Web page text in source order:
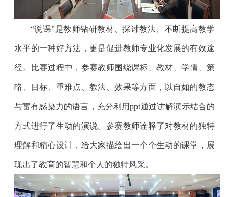
“说课”是教师钻研教材、探讨教法、不断提高教学
水平的一种好方法，更是促进教师专业化发展的有效途
径。比赛过程中，参赛教师围绕课标、教材、学情、策
略、目标、重难点、教法、效果等方面，以自如的教态
与富有感染力的语言，充分利用ppt通过讲解演示结合的
方式进行了生动的演说。参赛教师诠释了对教材的独特
理解和精心设计，给大家描绘出一个个生动的课堂，展
现出了教育的智慧和个人的独特风采。